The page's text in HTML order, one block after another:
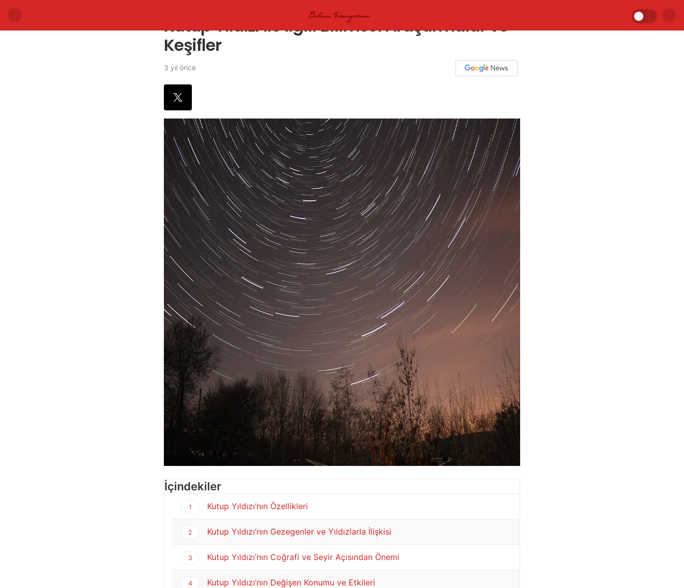
Kutup Yıldızı İle İlgili Bilimsel Araştırmalar ve
Keşifler
3 yıl önce
İçindekiler
1 Kutup Yıldızı’nın Özellikleri
2 Kutup Yıldızı’nın Gezegenler ve Yıldızlarla İlişkisi
3 Kutup Yıldızı’nın Coğrafi ve Seyir Açısından Önemi
4 Kutup Yıldızı’nın Değişen Konumu ve Etkileri